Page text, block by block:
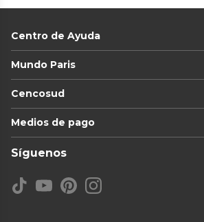
Centro de Ayuda
Mundo Paris
Cencosud
Medios de pago
Síguenos